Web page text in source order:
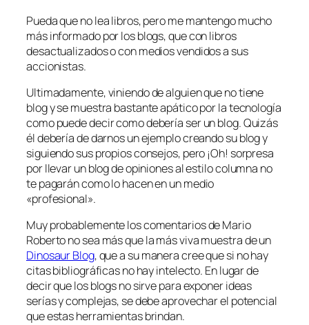
Pueda que no lea libros, pero me mantengo mucho
más informado por los blogs, que con libros
desactualizados o con medios vendidos a sus
accionistas.
Ultimadamente, viniendo de alguien que no tiene
blog y se muestra bastante apático por la tecnología
como puede decir como debería ser un blog. Quizás
él debería de darnos un ejemplo creando su blog y
siguiendo sus propios consejos, pero ¡Oh! sorpresa
por llevar un blog de opiniones al estilocolumna no
te pagarán como lo hacen en un medio
«profesional».
Muy probablemente los comentarios de Mario
Roberto no sea más que la más viva muestra de un
Dinosaur Blog, que a su manera cree que si no hay
citas bibliográficas no hay intelecto. En lugar de
decir que los blogs no sirve para exponer ideas
serías y complejas, se debe aprovechar el potencial
que estas herramientas brindan.